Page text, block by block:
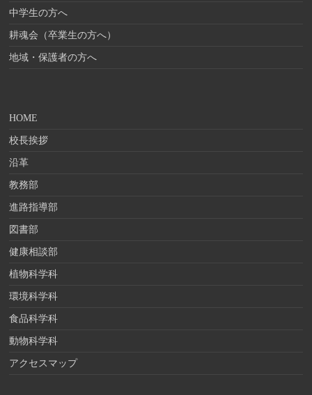
中学生の方へ
耕魂会（卒業生の方へ）
地域・保護者の方へ
HOME
校長挨拶
沿革
教務部
進路指導部
図書部
健康相談部
植物科学科
環境科学科
食品科学科
動物科学科
アクセスマップ